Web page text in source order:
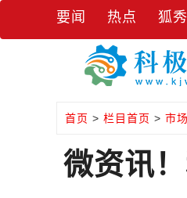
要闻 热点 狐秀
首页 > 栏目首页 > 市场
微资讯